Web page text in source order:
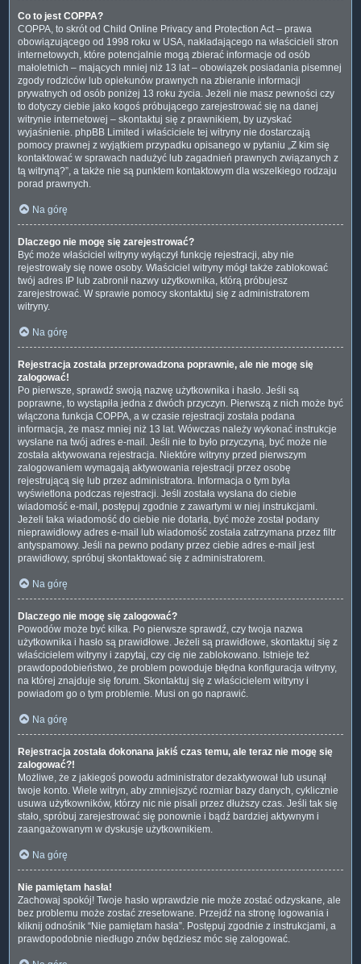
Co to jest COPPA?
COPPA, to skrót od Child Online Privacy and Protection Act – prawa
obowiązującego od 1998 roku w USA, nakładającego na właścicieli stron
internetowych, które potencjalnie mogą zbierać informacje od osób
małoletnich – mających mniej niż 13 lat – obowiązek posiadania pisemnej
zgody rodziców lub opiekunów prawnych na zbieranie informacji
prywatnych od osób poniżej 13 roku życia. Jeżeli nie masz pewności czy
to dotyczy ciebie jako kogoś próbującego zarejestrować się na danej
witrynie internetowej – skontaktuj się z prawnikiem, by uzyskać
wyjaśnienie. phpBB Limited i właściciele tej witryny nie dostarczają
pomocy prawnej z wyjątkiem przypadku opisanego w pytaniu „Z kim się
kontaktować w sprawach nadużyć lub zagadnień prawnych związanych z
tą witryną?”, a także nie są punktem kontaktowym dla wszelkiego rodzaju
porad prawnych.
Na górę
Dlaczego nie mogę się zarejestrować?
Być może właściciel witryny wyłączył funkcję rejestracji, aby nie
rejestrowały się nowe osoby. Właściciel witryny mógł także zablokować
twój adres IP lub zabronił nazwy użytkownika, którą próbujesz
zarejestrować. W sprawie pomocy skontaktuj się z administratorem
witryny.
Na górę
Rejestracja została przeprowadzona poprawnie, ale nie mogę się
zalogować!
Po pierwsze, sprawdź swoją nazwę użytkownika i hasło. Jeśli są
poprawne, to wystąpiła jedna z dwóch przyczyn. Pierwszą z nich może być
włączona funkcja COPPA, a w czasie rejestracji została podana
informacja, że masz mniej niż 13 lat. Wówczas należy wykonać instrukcje
wysłane na twój adres e-mail. Jeśli nie to było przyczyną, być może nie
została aktywowana rejestracja. Niektóre witryny przed pierwszym
zalogowaniem wymagają aktywowania rejestracji przez osobę
rejestrującą się lub przez administratora. Informacja o tym była
wyświetlona podczas rejestracji. Jeśli została wysłana do ciebie
wiadomość e-mail, postępuj zgodnie z zawartymi w niej instrukcjami.
Jeżeli taka wiadomość do ciebie nie dotarła, być może został podany
nieprawidłowy adres e-mail lub wiadomość została zatrzymana przez filtr
antyspamowy. Jeśli na pewno podany przez ciebie adres e-mail jest
prawidłowy, spróbuj skontaktować się z administratorem.
Na górę
Dlaczego nie mogę się zalogować?
Powodów może być kilka. Po pierwsze sprawdź, czy twoja nazwa
użytkownika i hasło są prawidłowe. Jeżeli są prawidłowe, skontaktuj się z
właścicielem witryny i zapytaj, czy cię nie zablokowano. Istnieje też
prawdopodobieństwo, że problem powoduje błędna konfiguracja witryny,
na której znajduje się forum. Skontaktuj się z właścicielem witryny i
powiadom go o tym problemie. Musi on go naprawić.
Na górę
Rejestracja została dokonana jakiś czas temu, ale teraz nie mogę się
zalogować?!
Możliwe, że z jakiegoś powodu administrator dezaktywował lub usunął
twoje konto. Wiele witryn, aby zmniejszyć rozmiar bazy danych, cyklicznie
usuwa użytkowników, którzy nic nie pisali przez dłuższy czas. Jeśli tak się
stało, spróbuj zarejestrować się ponownie i bądź bardziej aktywnym i
zaangażowanym w dyskusje użytkownikiem.
Na górę
Nie pamiętam hasła!
Zachowaj spokój! Twoje hasło wprawdzie nie może zostać odzyskane, ale
bez problemu może zostać zresetowane. Przejdź na stronę logowania i
kliknij odnośnik “Nie pamiętam hasła”. Postępuj zgodnie z instrukcjami, a
prawdopodobnie niedługo znów będziesz móc się zalogować.